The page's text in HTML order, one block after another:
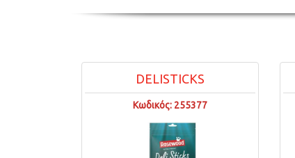
DELISTICKS
Κωδικός: 255377